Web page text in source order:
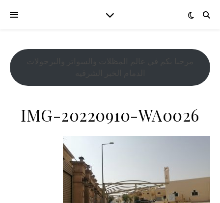
IMG-20220910-WA0026